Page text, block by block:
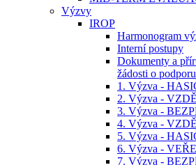
Výzvy
IROP
Harmonogram
Interní postupy
Dokumenty a
žádosti o podporu
1. Výzva -
2. Výzva -
3. Výzva -
4. Výzva -
5. Výzva -
6. Výzva -
7. Výzva -